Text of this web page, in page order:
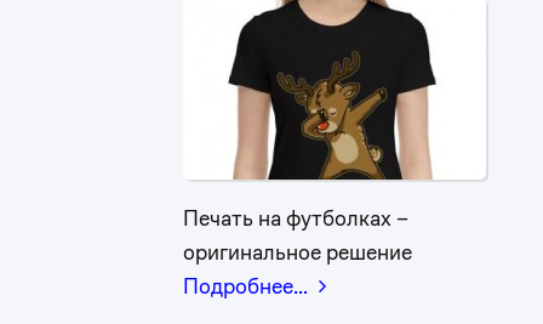
Печать на футболках –
оригинальное решение
Подробнее…